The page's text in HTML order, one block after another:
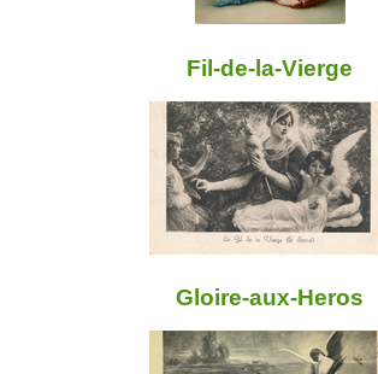
Fil-de-la-Vierge
Gloire-aux-Heros